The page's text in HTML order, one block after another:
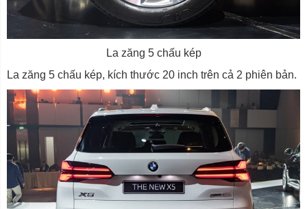
La zăng 5 chấu kép
La zăng 5 chấu kép, kích thước 20 inch trên cả 2 phiên bản.